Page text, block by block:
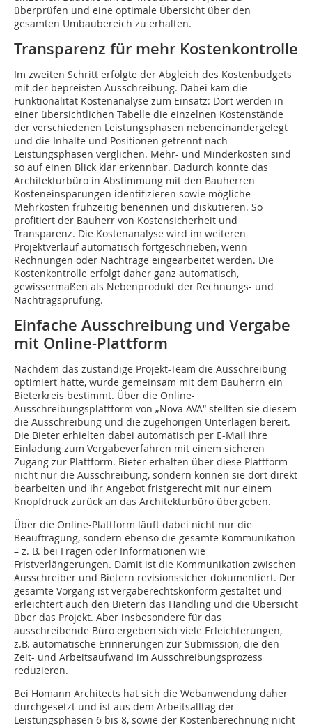
überprüfen und eine optimale Übersicht über den
gesamten Umbaubereich zu erhalten.
Transparenz für mehr Kostenkontrolle
Im zweiten Schritt erfolgte der Abgleich des Kostenbudgets
mit der bepreisten Ausschreibung. Dabei kam die
Funktionalität Kostenanalyse zum Einsatz: Dort werden in
einer übersichtlichen Tabelle die einzelnen Kostenstände
der verschiedenen Leistungsphasen nebeneinandergelegt
und die Inhalte und Positionen getrennt nach
Leistungsphasen verglichen. Mehr- und Minderkosten sind
so auf einen Blick klar erkennbar. Dadurch konnte das
Architekturbüro in Abstimmung mit den Bauherren
Kosteneinsparungen identifizieren sowie mögliche
Mehrkosten frühzeitig benennen und diskutieren. So
profitiert der Bauherr von Kostensicherheit und
Transparenz. Die Kostenanalyse wird im weiteren
Projektverlauf automatisch fortgeschrieben, wenn
Rechnungen oder Nachträge eingearbeitet werden. Die
Kostenkontrolle erfolgt daher ganz automatisch,
gewissermaßen als Nebenprodukt der Rechnungs- und
Nachtragsprüfung.
Einfache Ausschreibung und Vergabe
mit Online-Plattform
Nachdem das zuständige Projekt-Team die Ausschreibung
optimiert hatte, wurde gemeinsam mit dem Bauherrn ein
Bieterkreis bestimmt. Über die Online-
Ausschreibungsplattform von „Nova AVA“ stellten sie diesem
die Ausschreibung und die zugehörigen Unterlagen bereit.
Die Bieter erhielten dabei automatisch per E-Mail ihre
Einladung zum Vergabeverfahren mit einem sicheren
Zugang zur Plattform. Bieter erhalten über diese Plattform
nicht nur die Ausschreibung, sondern können sie dort direkt
bearbeiten und ihr Angebot fristgerecht mit nur einem
Knopfdruck zurück an das Architekturbüro übergeben.
Über die Online-Plattform läuft dabei nicht nur die
Beauftragung, sondern ebenso die gesamte Kommunikation
– z. B. bei Fragen oder Informationen wie
Fristverlängerungen. Damit ist die Kommunikation zwischen
Ausschreiber und Bietern revisionssicher dokumentiert. Der
gesamte Vorgang ist vergaberechtskonform gestaltet und
erleichtert auch den Bietern das Handling und die Übersicht
über das Projekt. Aber insbesondere für das
ausschreibende Büro ergeben sich viele Erleichterungen,
z.B. automatische Erinnerungen zur Submission, die den
Zeit- und Arbeitsaufwand im Ausschreibungsprozess
reduzieren.
Bei Homann Architects hat sich die Webanwendung daher
durchgesetzt und ist aus dem Arbeitsalltag der
Leistungsphasen 6 bis 8, sowie der Kostenberechnung nicht